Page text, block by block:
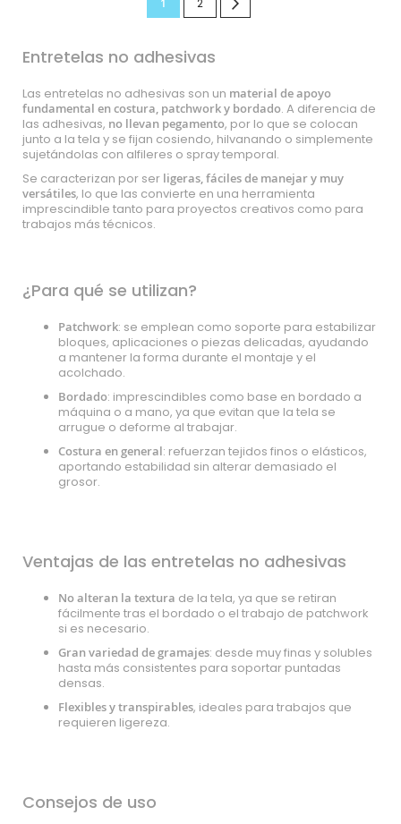
leyendo
1 2
Entretelas no adhesivas
Las entretelas no adhesivas son un material de apoyo
fundamental en costura, patchwork y bordado. A diferencia de
las adhesivas, no llevan pegamento, por lo que se colocan
junto a la tela y se fijan cosiendo, hilvanando o simplemente
sujetándolas con alfileres o spray temporal.
Se caracterizan por ser ligeras, fáciles de manejar y muy
versátiles, lo que las convierte en una herramienta
imprescindible tanto para proyectos creativos como para
trabajos más técnicos.
¿Para qué se utilizan?
Patchwork: se emplean como soporte para estabilizar
bloques, aplicaciones o piezas delicadas, ayudando
a mantener la forma durante el montaje y el
acolchado.
Bordado: imprescindibles como base en bordado a
máquina o a mano, ya que evitan que la tela se
arrugue o deforme al trabajar.
Costura en general: refuerzan tejidos finos o elásticos,
aportando estabilidad sin alterar demasiado el
grosor.
Ventajas de las entretelas no adhesivas
No alteran la textura de la tela, ya que se retiran
fácilmente tras el bordado o el trabajo de patchwork
si es necesario.
Gran variedad de gramajes: desde muy finas y solubles
hasta más consistentes para soportar puntadas
densas.
Flexibles y transpirables, ideales para trabajos que
requieren ligereza.
Consejos de uso